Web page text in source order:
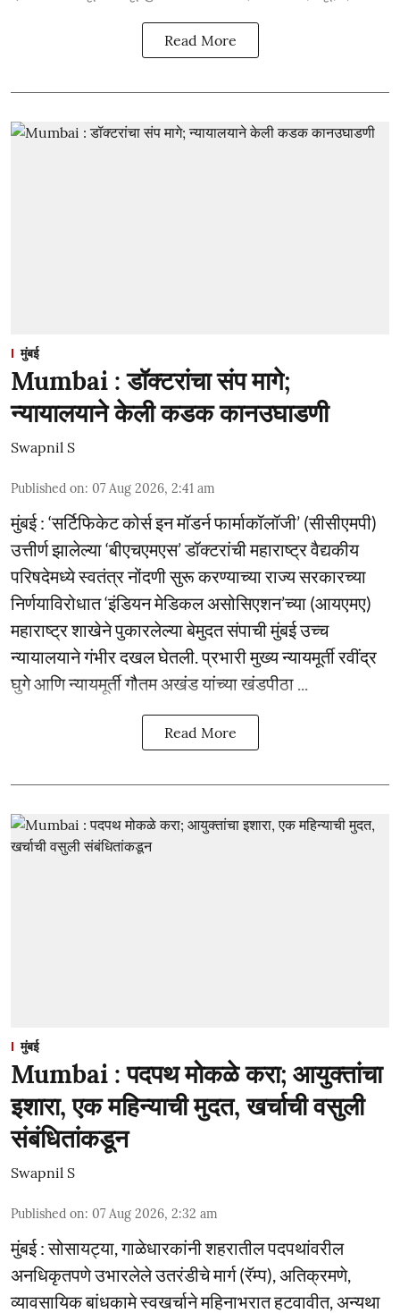
Read More
मुंबई
Mumbai : डॉक्टरांचा संप मागे;
न्यायालयाने केली कडक कानउघाडणी
Swapnil S
Published on: 07 Aug 2026, 2:41 am
मुंबई : ‘सर्टिफिकेट कोर्स इन मॉडर्न फार्माकॉलॉजी’ (सीसीएमपी)
उत्तीर्ण झालेल्या ‘बीएचएमएस’ डॉक्टरांची महाराष्ट्र वैद्यकीय
परिषदेमध्ये स्वतंत्र नोंदणी सुरू करण्याच्या राज्य सरकारच्या
निर्णयाविरोधात ‘इंडियन मेडिकल असोसिएशन’च्या (आयएमए)
महाराष्ट्र शाखेने पुकारलेल्या बेमुदत संपाची मुंबई उच्च
न्यायालयाने गंभीर दखल घेतली. प्रभारी मुख्य न्यायमूर्ती रवींद्र
घुगे आणि न्यायमूर्ती गौतम अखंड यांच्या खंडपीठा ...
Read More
मुंबई
Mumbai : पदपथ मोकळे करा; आयुक्तांचा
इशारा, एक महिन्याची मुदत, खर्चाची वसुली
संबंधितांकडून
Swapnil S
Published on: 07 Aug 2026, 2:32 am
मुंबई : सोसायट्या, गाळेधारकांनी शहरातील पदपथांवरील
अनधिकृतपणे उभारलेले उतरंडीचे मार्ग (रॅम्प), अतिक्रमणे,
व्यावसायिक बांधकामे स्वखर्चाने महिनाभरात हटवावीत, अन्यथा